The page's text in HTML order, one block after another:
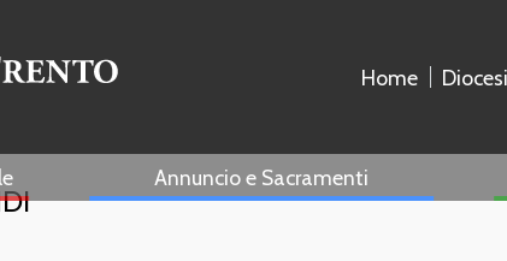
Home Diocesi
Annuncio e Sacramenti